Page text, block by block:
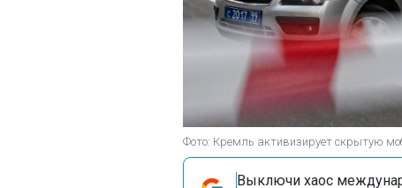
Фото: Кремль активизирует скрытую
Выключи хаос